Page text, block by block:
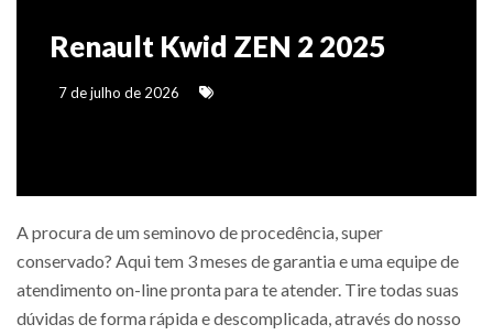
Renault Kwid ZEN 2 2025
7 de julho de 2026
A procura de um seminovo de procedência, super
conservado? Aqui tem 3 meses de garantia e uma equipe de
atendimento on-line pronta para te atender. Tire todas suas
dúvidas de forma rápida e descomplicada, através do nosso